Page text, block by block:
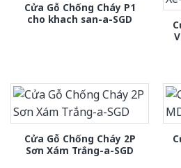
Cửa Gỗ Chống Cháy P1
cho khach san-a-SGD
Cửa Gỗ Chống Cháy 2P
Sơn Xám Trắng-a-SGD